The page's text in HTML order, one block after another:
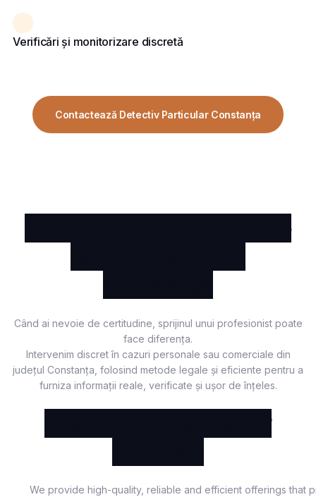
Verificări și monitorizare discretă
Contactează Detectiv Particular Constanța
Investigații private oferite
Când ai nevoie de certitudine, sprijinul unui profesionist poate
face diferența.
Intervenim discret în cazuri personale sau comerciale din
județul Constanța, folosind metode legale și eficiente pentru a
furniza informații reale, verificate și ușor de înțeles.
We provide high-quality, reliable and efficient offerings that